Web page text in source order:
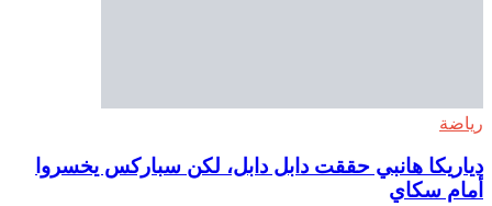
رياضة
دياريكا هانبي حققت دابل دابل، لكن سباركس يخسروا
أمام سكاي